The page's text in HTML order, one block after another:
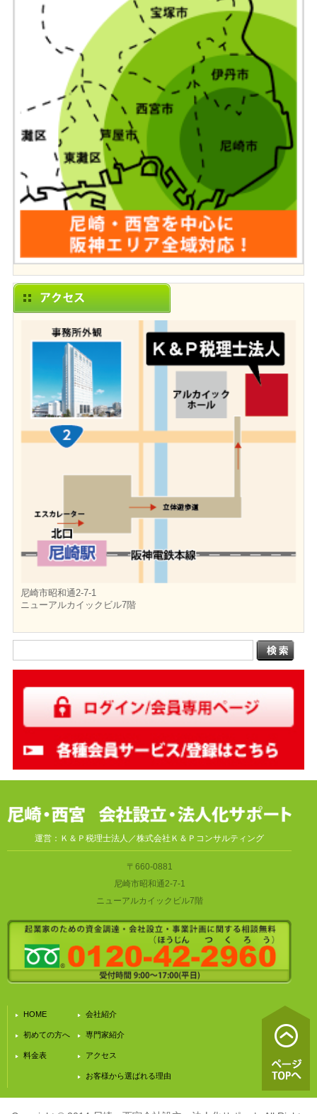
尼崎市昭和通2-7-1
ニューアルカイックビル7階
運営：Ｋ＆Ｐ税理士法人／株式会社Ｋ＆Ｐコンサルティング
〒660-0881
尼崎市昭和通2-7-1
ニューアルカイックビル7階
HOME
初めての方へ
料金表
会社紹介
専門家紹介
アクセス
お客様から選ばれる理由